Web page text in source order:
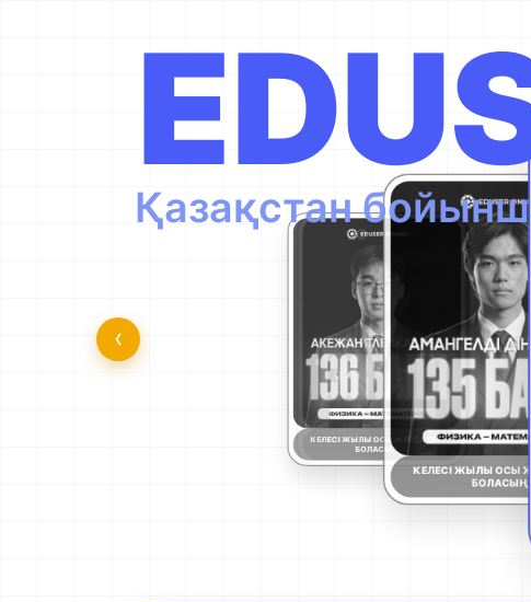
Қазақстан
‹
КЕЛЕСІ ЖЫЛЫ ОСЫ ЖЕРДЕ СЕН
БОЛАСЫҢ
КЕЛЕСІ ЖЫЛЫ ОСЫ ЖЕРДЕ СЕН
БОЛАСЫҢ
КЕЛЕСІ